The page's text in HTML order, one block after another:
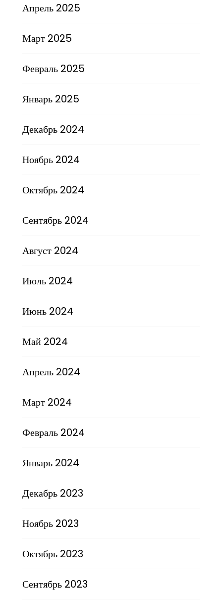
Апрель 2025
Март 2025
Февраль 2025
Январь 2025
Декабрь 2024
Ноябрь 2024
Октябрь 2024
Сентябрь 2024
Август 2024
Июль 2024
Июнь 2024
Май 2024
Апрель 2024
Март 2024
Февраль 2024
Январь 2024
Декабрь 2023
Ноябрь 2023
Октябрь 2023
Сентябрь 2023